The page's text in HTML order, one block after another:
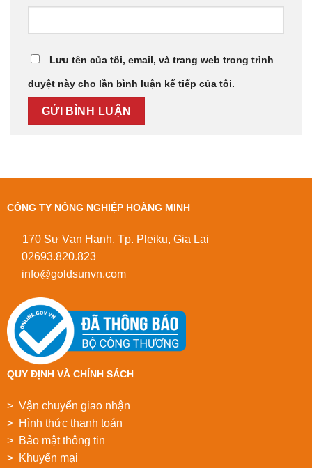
Lưu tên của tôi, email, và trang web trong trình
duyệt này cho lần bình luận kế tiếp của tôi.
CÔNG TY NÔNG NGHIỆP HOÀNG MINH
170 Sư Vạn Hạnh, Tp. Pleiku, Gia Lai
02693.820.823
info@goldsunvn.com
QUY ĐỊNH VÀ CHÍNH SÁCH
> Vận chuyển giao nhận
> Hình thức thanh toán
> Bảo mật thông tin
> Khuyển mại